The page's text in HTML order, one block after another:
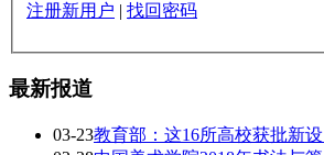
注册新用户 找回密码
最新报道
03-23教育部：这16所高校获批新设